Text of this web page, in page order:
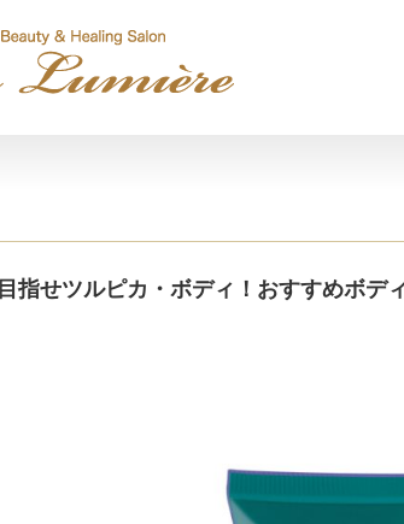
目指せツルピカ・ボディ！おすすめボデ